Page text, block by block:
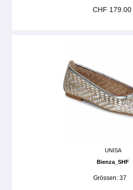
CHF 179.00
UNISA
Bienza_SHF
Grössen: 37